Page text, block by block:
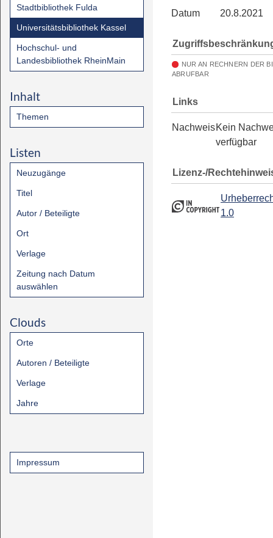
Stadtbibliothek Fulda
Universitätsbibliothek Kassel
Hochschul- und
Landesbibliothek RheinMain
Inhalt
Themen
Listen
Neuzugänge
Titel
Autor / Beteiligte
Ort
Verlage
Zeitung nach Datum
auswählen
Clouds
Orte
Autoren / Beteiligte
Verlage
Jahre
Impressum
Datum
20.8.2021
NUR AN RECHNERN DER
ABRUFBAR
Links
NachweisKein
verfügbar
Lizenz-/
1.0